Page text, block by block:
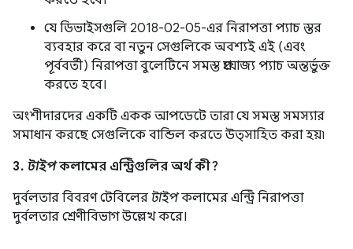
যে ডিভাইসগুলি 2018-02-05-এর নিরাপত্তা প্যাচ স্তর
ব্যবহার করে বা নতুন সেগুলিকে অবশ্যই এই (এবং
পূর্ববর্তী) নিরাপত্তা বুলেটিনে সমস্ত প্রযোজ্য প্যাচ অন্তর্ভুক্ত
করতে হবে।
অংশীদারদের একটি একক আপডেটে তারা যে সমস্ত সমস্যার
সমাধান করছে সেগুলিকে বান্ডিল করতে উত্সাহিত করা হয়৷
3. টাইপকলামের এন্ট্রিগুলির অর্থ কী?
দুর্বলতার বিবরণ টেবিলের টাইপকলামের এন্ট্রি নিরাপত্তা
দুর্বলতার শ্রেণীবিভাগ উল্লেখ করে।